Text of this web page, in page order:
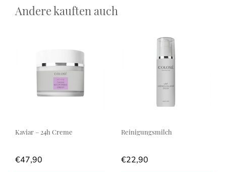
Andere kauften auch
Kaviar – 24h Creme
€47,90
Reinigungsmilch
€22,90